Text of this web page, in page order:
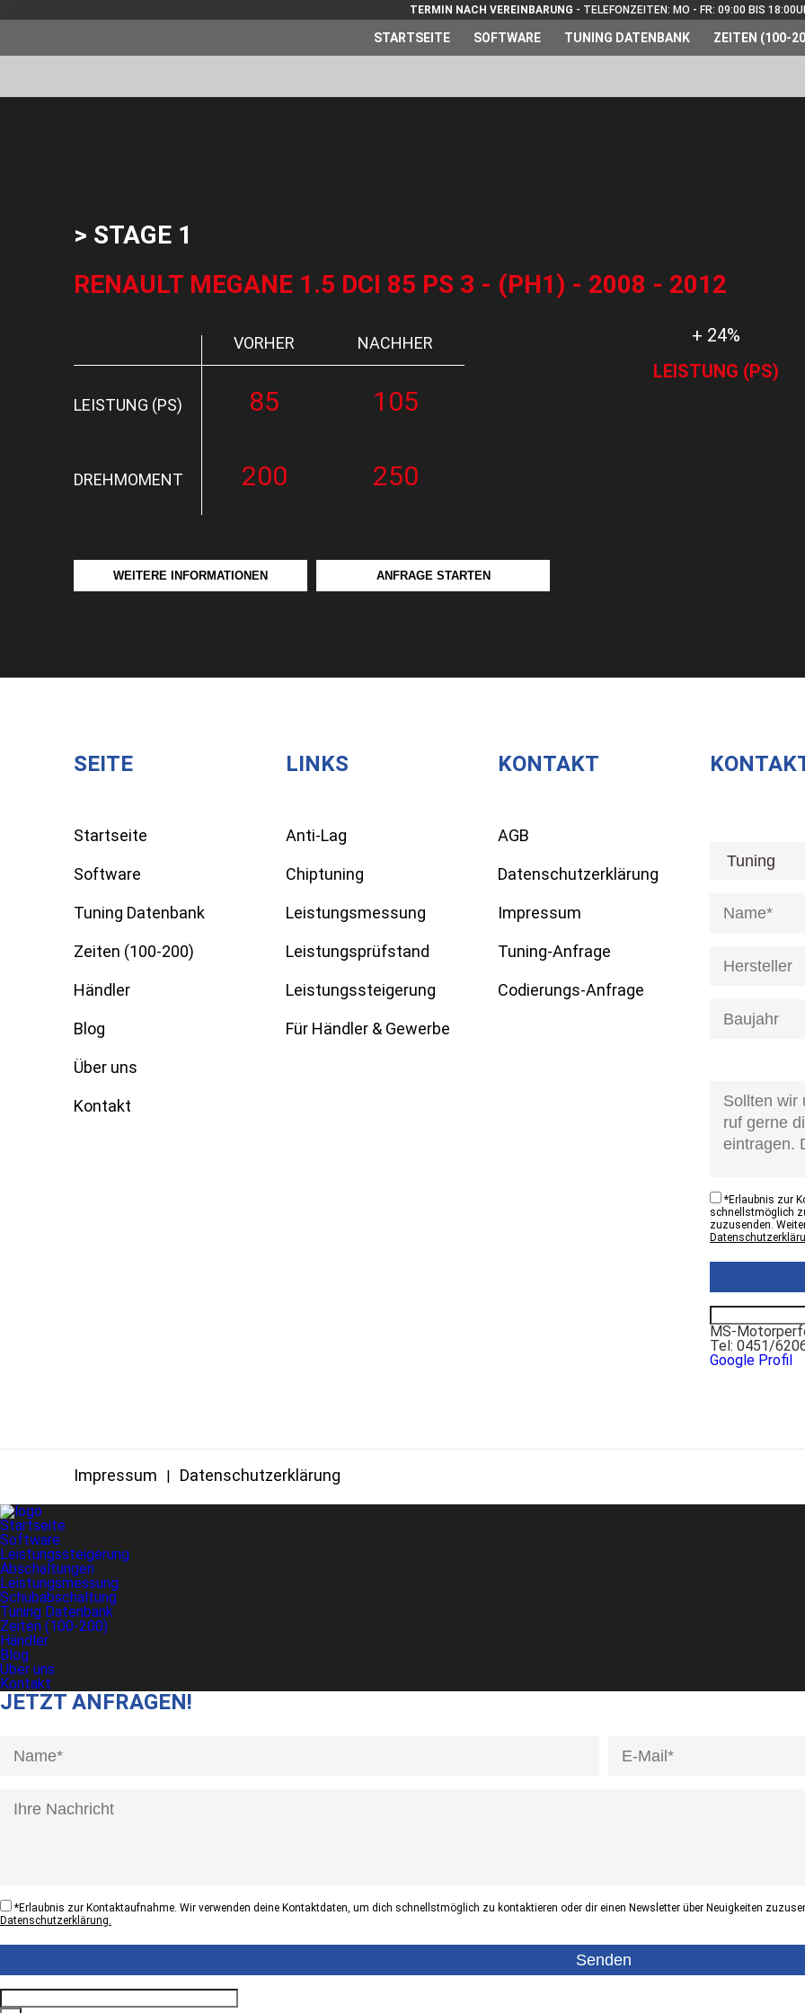
TERMIN NACH VEREINBARUNG - TELEFONZEITEN: MO - FR: 09:00 BIS
STARTSEITE SOFTWARE TUNING DATENBANK ZEITEN (100-
> STAGE 1
RENAULT MEGANE 1.5 DCI 85 PS 3 - (PH1) - 2008 - 2012
VORHER NACHHER
LEISTUNG (PS) 85 105
DREHMOMENT 200 250
WEITERE INFORMATIONEN ANFRAGE STARTEN
+ 24%
LEISTUNG (PS)
SEITE
Startseite
Software
Tuning Datenbank
Zeiten (100-200)
Händler
Blog
Über uns
Kontakt
LINKS
Anti-Lag
Chiptuning
Leistungsmessung
Leistungsprüfstand
Leistungssteigerung
Für Händler & Gewerbe
KONTAKT
AGB
Datenschutzerklärung
Impressum
Tuning-Anfrage
Codierungs-Anfrage
*Erlaubnis zur
schnellstmöglich
zuzusenden.
MS-
Tel: 0451/
Google Profil
Impressum Datenschutzerklärung
Startseite
Software
Leistungssteigerung
Abschaltungen
Leistungsmessung
Schubabschaltung
Tuning Datenbank
Zeiten (100-200)
Händler
Blog
Über uns
Kontakt
JETZT ANFRAGEN!
*Erlaubnis zur Kontaktaufnahme. Wir verwenden deine Kontaktdaten, um dich schnellstmöglich zu kontaktieren oder dir einen Newsletter über Neuigkeiten
Datenschutzerklärung.